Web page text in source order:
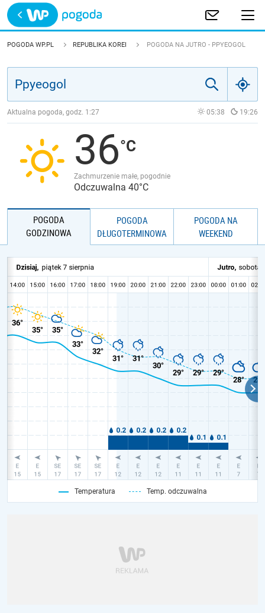
Trwa ładowanie
POLSKA
JAKOŚĆ POWIETRZA
POGODA WP.PL REPUBLIKA KOREI POGODA NA JUTRO - PPYEOGOL
Aktualna pogoda, godz. 1:27 05:38 19:26
36
Zachmurzenie małe, pogodnie
Odczuwalna 40°C
POGODA
GODZINOWA
POGODA
DŁUGOTERMINOWA
POGODA NA
WEEKEND
Temperatura Temp. odczuwalna